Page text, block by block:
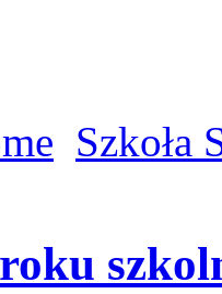
Szkoła